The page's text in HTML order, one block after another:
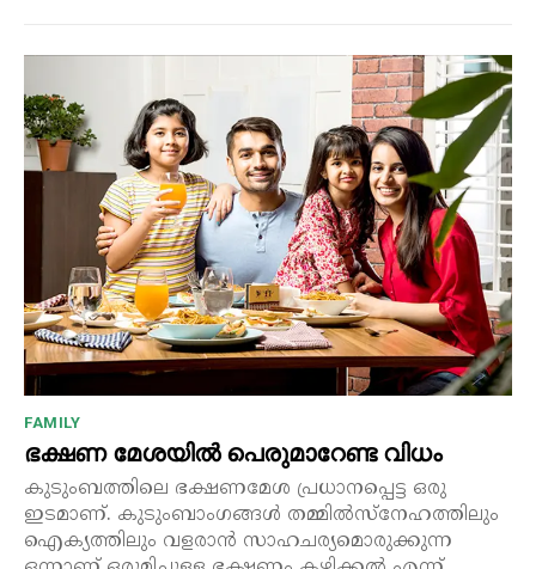
FAMILY
ഭക്ഷണ മേശയിൽ പെരുമാറേണ്ട വിധം
കുടുംബത്തിലെ ഭക്ഷണമേശ പ്രധാനപ്പെട്ട ഒരു
ഇടമാണ്. കുടുംബാംഗങ്ങൾ തമ്മിൽസ്നേഹത്തിലും
ഐക്യത്തിലും വളരാൻ സാഹചര്യമൊരുക്കുന്ന